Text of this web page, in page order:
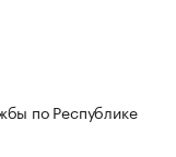
по Республике